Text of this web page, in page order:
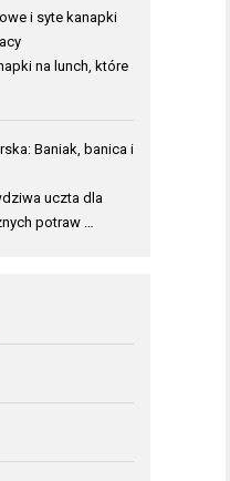
i syte kanapki
na lunch, które
Baniak, banica i
uczta dla
potraw …